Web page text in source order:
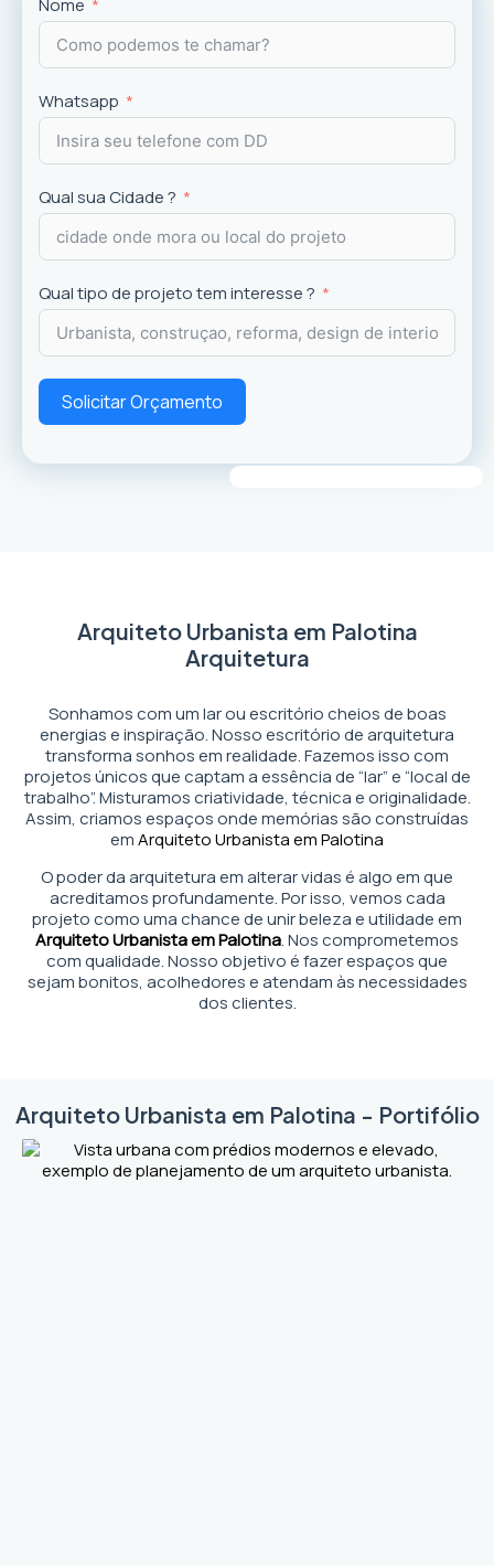
experiência dos usuários.
Nome
Whatsapp
Qual sua Cidade ?
Qual tipo de projeto tem interesse ?
Solicitar Orçamento
Arquiteto Urbanista em Palotina
Arquitetura
Sonhamos com um lar ou escritório cheios de boas
energias e inspiração. Nosso escritório de arquitetura
transforma sonhos em realidade. Fazemos isso com
projetos únicos que captam a essência de “lar” e “local de
trabalho”. Misturamos criatividade, técnica e originalidade.
Assim, criamos espaços onde memórias são construídas
emArquiteto Urbanista em Palotina
O poder da arquitetura em alterar vidas é algo em que
acreditamos profundamente. Por isso, vemos cada
projeto como uma chance de unir beleza e utilidade em
Arquiteto Urbanista em Palotina. Nos comprometemos
com qualidade. Nosso objetivo é fazer espaços que
sejam bonitos, acolhedores e atendam às necessidades
dos clientes.
Arquiteto Urbanista em Palotina - Portifólio